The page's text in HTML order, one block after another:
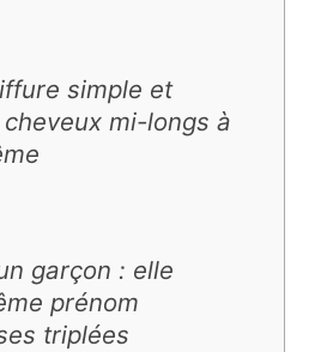
simple et
mi-longs à
garçon : elle
prénom
triplées